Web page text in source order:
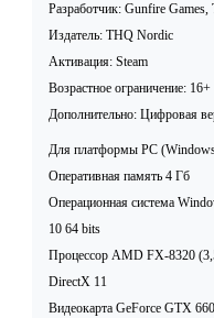
Разработчик: Gunfire
Издатель: THQ Nordic
Активация: Steam
Возрастное ограничение: 16+
Дополнительно: Цифровая
Для платформы PC
Оперативная память 4 Гб
Операционная система
10 64 bits
Процессор AMD FX-8320
DirectX 11
Видеокарта GeForce GTX